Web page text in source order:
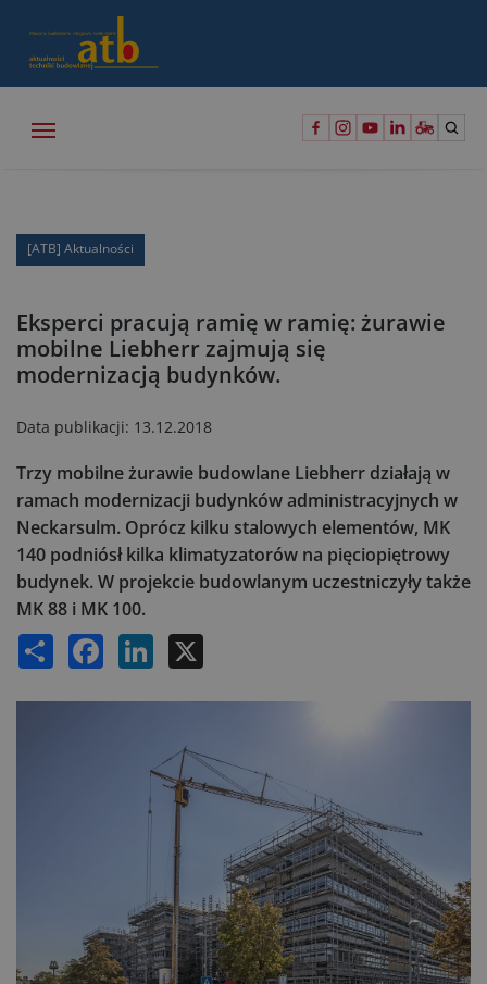
[ATB] Aktualności
Eksperci pracują ramię w ramię: żurawie
mobilne Liebherr zajmują się
modernizacją budynków.
Data publikacji: 13.12.2018
Trzy mobilne żurawie budowlane Liebherr działają w
ramach modernizacji budynków administracyjnych w
Neckarsulm. Oprócz kilku stalowych elementów, MK
140 podniósł kilka klimatyzatorów na pięciopiętrowy
budynek. W projekcie budowlanym uczestniczyły także
MK 88 i MK 100.
Share Facebook LinkedIn